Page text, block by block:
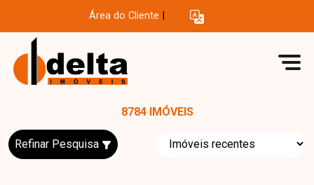
Área do Cliente
8784 IMÓVEIS
Refinar Pesquisa